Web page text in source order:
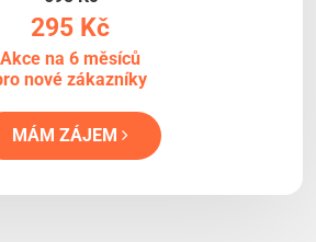
295 Kč
Akce na 6 měsíců
nové zákazníky
MÁM ZÁJEM